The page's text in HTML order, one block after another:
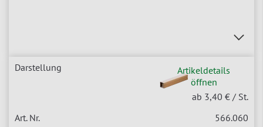
Artikeldetails
öffnen
ab 3,40 € / St.
566.060